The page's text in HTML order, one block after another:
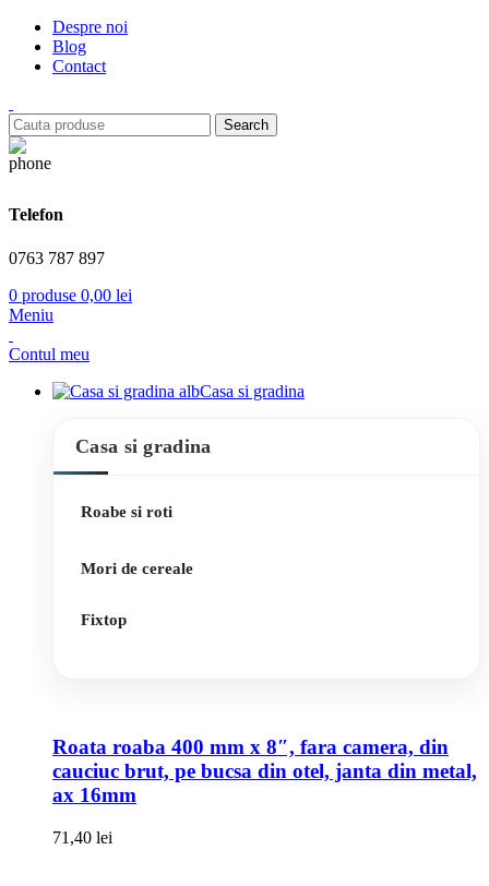
Despre noi
Blog
Contact
Search
Telefon
0763 787 897
0 produse 0,00 lei
Meniu
Contul meu
Casa si gradina
Casa si gradina
Roabe si roti
Mori de cereale
Fixtop
Roata roaba 400 mm x 8″, fara camera, din
cauciuc brut, pe bucsa din otel, janta din metal,
ax 16mm
71,40 lei